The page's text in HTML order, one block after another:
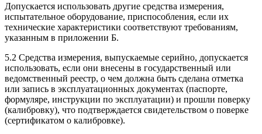
Допускается использовать другие средства измерения,
испытательное оборудование, приспособления, если их
технические характеристики соответствуют требованиям,
указанным в приложении Б.
5.2 Средства измерения, выпускаемые серийно, допускается
использовать, если они внесены в государственный или
ведомственный реестр, о чем должна быть сделана отметка
или запись в эксплуатационных документах (паспорте,
формуляре, инструкции по эксплуатации) и прошли поверку
(калибровку), что подтверждается свидетельством о поверке
(сертификатом о калибровке).